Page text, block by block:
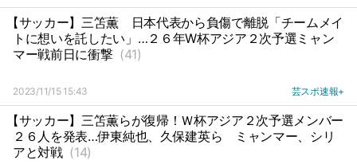
【サッカー】三笘薫
日本代表から負傷で離脱「チームメイ
トに想いを託したい」…２６年W杯アジア２次予選ミャン
マー戦前日に衝撃 (41)
2023/11/15 15:43 芸スポ速報+
【サッカー】三笘薫らが復帰！Ｗ杯アジア２次予選メンバー
２６人を発表…伊東純也、久保建英ら
ミャンマー、シリ
アと対戦 (14)